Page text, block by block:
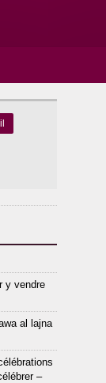
y vendre
al lajna
–